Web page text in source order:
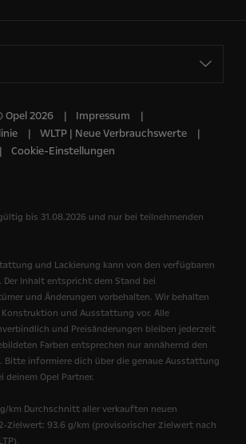
Opel 2026
Impressum
WLTP | Neue Verbrauchswerte
Cookie-Einstellungen
bis 31.08.2026 und nur bei teilnehmenden
und Lackierung kann von den verfügbaren
Der Inhalt entspricht dem Stand bei
und Änderungen vorbehalten. Wir behalten
Konstruktion und Ausstattung vor. Alle
und Preisänderungen bleiben jederzeit
Farben entsprechen nur annähernd den
Bitte informiere dich über die genaue Ausstattung
deinem Opel Partner.
g/km Durchschnitt aller verkauften neuen
Zielwert: 93.6 g/km (provisorischer Zielwert nach